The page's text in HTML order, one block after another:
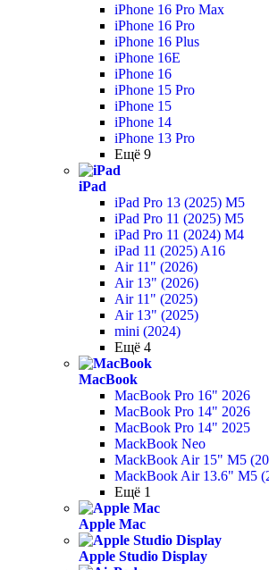
iPhone 16 Pro Max
iPhone 16 Pro
iPhone 16 Plus
iPhone 16E
iPhone 16
iPhone 15 Pro
iPhone 15
iPhone 14
iPhone 13 Pro
Ещё 9
iPad
iPad Pro 13 (2025) M5
iPad Pro 11 (2025) M5
iPad Pro 11 (2024) M4
iPad 11 (2025) A16
Air 11" (2026)
Air 13" (2026)
Air 11" (2025)
Air 13" (2025)
mini (2024)
Ещё 4
MacBook
MacBook Pro 16" 2026
MacBook Pro 14" 2026
MacBook Pro 14" 2025
MackBook Neo
MackBook Air 15" M5
MackBook Air 13.6" M5
Ещё 1
Apple Mac
Apple Studio Display